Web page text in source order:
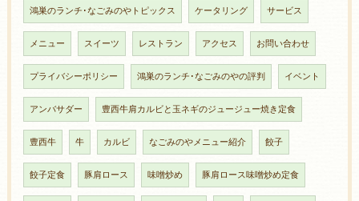
鴻巣のランチ･なごみのやトピックス ケータリング サービス
メニュー スイーツ レストラン アクセス お問い合わせ
プライバシーポリシー 鴻巣のランチ･なごみのやの評判 イベント
アンバサダー 豊西牛肩カルビと玉ネギのジュージュー焼き定食
豊西牛 牛 カルビ なごみのやメニュー紹介 餃子
餃子定食 豚肩ロース 味噌炒め 豚肩ロース味噌炒め定食